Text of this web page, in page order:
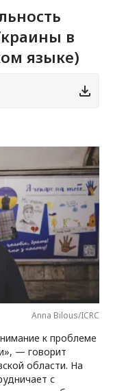
в
языке)
Anna Bilous/ICRC
к проблеме
— говорит
области. На
с